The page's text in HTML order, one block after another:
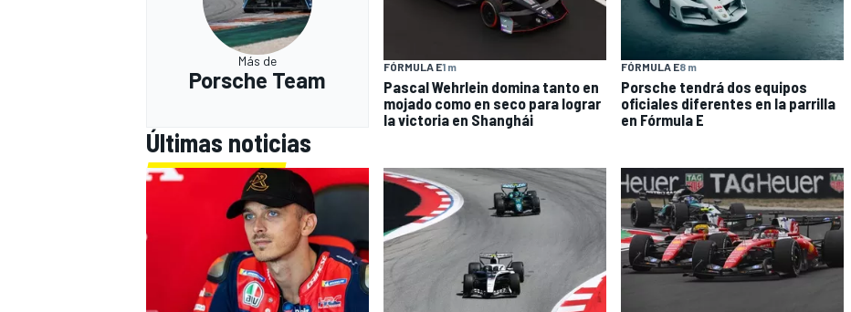
Más de
Porsche Team
FÓRMULA E1 m
Pascal Wehrlein domina tanto en
mojado como en seco para lograr
la victoria en Shanghái
FÓRMULA E8 m
Porsche tendrá dos equipos
oficiales diferentes en la parrilla
en Fórmula E
Últimas noticias